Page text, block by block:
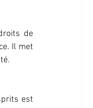
de
Il met
est